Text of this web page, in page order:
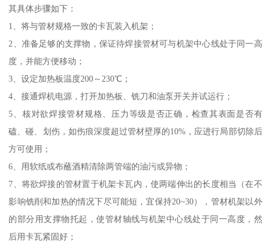
其具体步骤如下：
1、将与管材规格一致的卡瓦装入机架；
2、准备足够的支撑物，保证待焊接管材可与机架中心线处于同一高
度，并能方便移动；
3、设定加热板温度200～230℃；
4、接通焊机电源，打开加热板、铣刀和油泵开关并试运行；
5、核对欲焊接管材规格、压力等级是否正确，检查其表面是否有
磕、碰、划伤，如伤痕深度超过管材壁厚的10%，应进行局部切除后
方可使用；
6、用软纸或布蘸酒精清除两管端的油污或异物；
7、将欲焊接的管材置于机架卡瓦内，使两端伸出的长度相当（在不
影响铣削和加热的情况下尽可能短，宜保持20~30），管材机架以外
的部分用支撑物托起，使管材轴线与机架中心线处于同一高度，然
后用卡瓦紧固好；